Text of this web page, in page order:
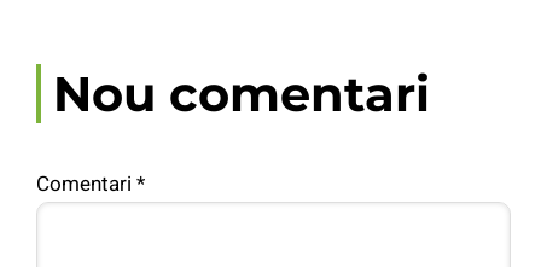
Nou comentari
Comentari *